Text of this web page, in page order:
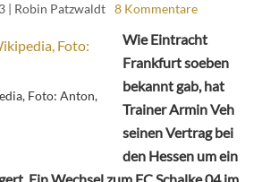
| Robin Patzwaldt 8 Kommentare
Foto: Anton,
Wie Eintracht
Frankfurt soeben
bekannt gab, hat
Trainer Armin Veh
seinen Vertrag bei
den Hessen um ein